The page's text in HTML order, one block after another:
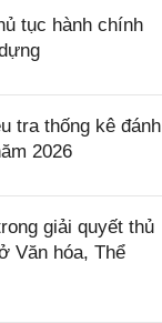
tục hành chính
tra thống kê đánh
2026
giải quyết thủ
Văn hóa, Thể